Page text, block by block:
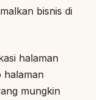
bisnis di
halaman
halaman
mungkin